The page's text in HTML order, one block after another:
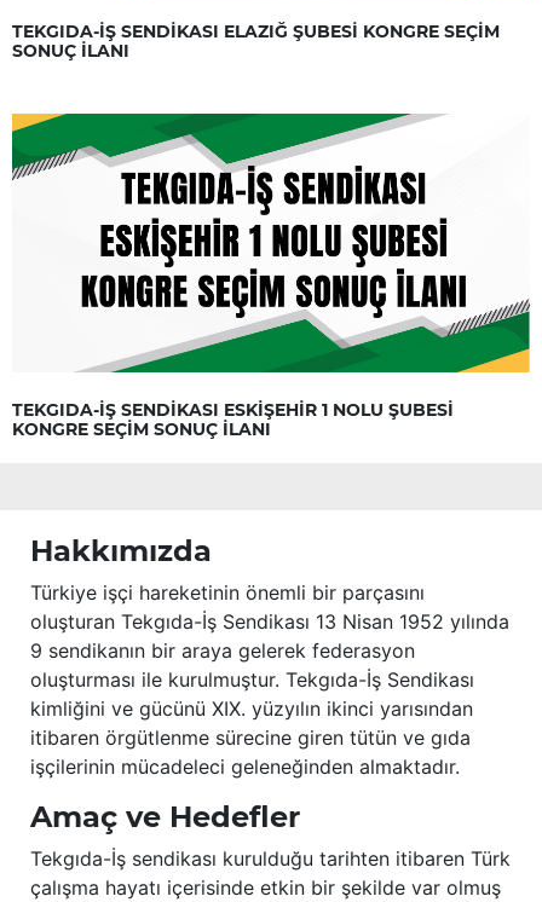
TEKGIDA-İŞ SENDİKASI ELAZIĞ ŞUBESİ KONGRE SEÇİM
SONUÇ İLANI
TEKGIDA-İŞ SENDİKASI ESKİŞEHİR 1 NOLU ŞUBESİ
KONGRE SEÇİM SONUÇ İLANI
Hakkımızda
Türkiye işçi hareketinin önemli bir parçasını
oluşturan Tekgıda-İş Sendikası 13 Nisan 1952 yılında
9 sendikanın bir araya gelerek federasyon
oluşturması ile kurulmuştur. Tekgıda-İş Sendikası
kimliğini ve gücünü XIX. yüzyılın ikinci yarısından
itibaren örgütlenme sürecine giren tütün ve gıda
işçilerinin mücadeleci geleneğinden almaktadır.
Amaç ve Hedefler
Tekgıda-İş sendikası kurulduğu tarihten itibaren Türk
çalışma hayatı içerisinde etkin bir şekilde var olmuş